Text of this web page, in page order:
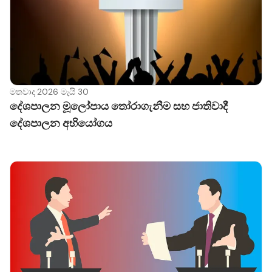
සංකේතමය එකමුතුවකි.
2022 ලංකාවේ සිදුවූ 'ජන අරගලය' එම තත්වයේ ප්‍රබලම
ප්‍රකාශනයකි. එය තනි පංතික අරගලයක් නොවීය. මධ්‍යම
පංතිය, තරුණයින්, වෘත්තීයවේදීන්, කම්කරු ජනතාව, සිවිල්
සමාජය, ඩිජිටල් මාධ්‍ය ක්‍රියාකාරීන් සහ විවිධ දේශපාලන
පසුබිම්වල ජනතාව පද්ධති වෙනසක් system change යන
සංඥාව ( sign) (එහි සංඥාපනයන් signifiers රාශියකි) යටතේ
මතවාද·2026 මැයි 30
දේශපාලන මූලෝපාය තෝරාගැනීම සහ ජාතිවාදී
දේශපාලන අභියෝගය